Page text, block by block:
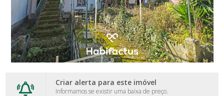
Criar alerta para este imóvel
Informamos se existir uma baixa de preço.